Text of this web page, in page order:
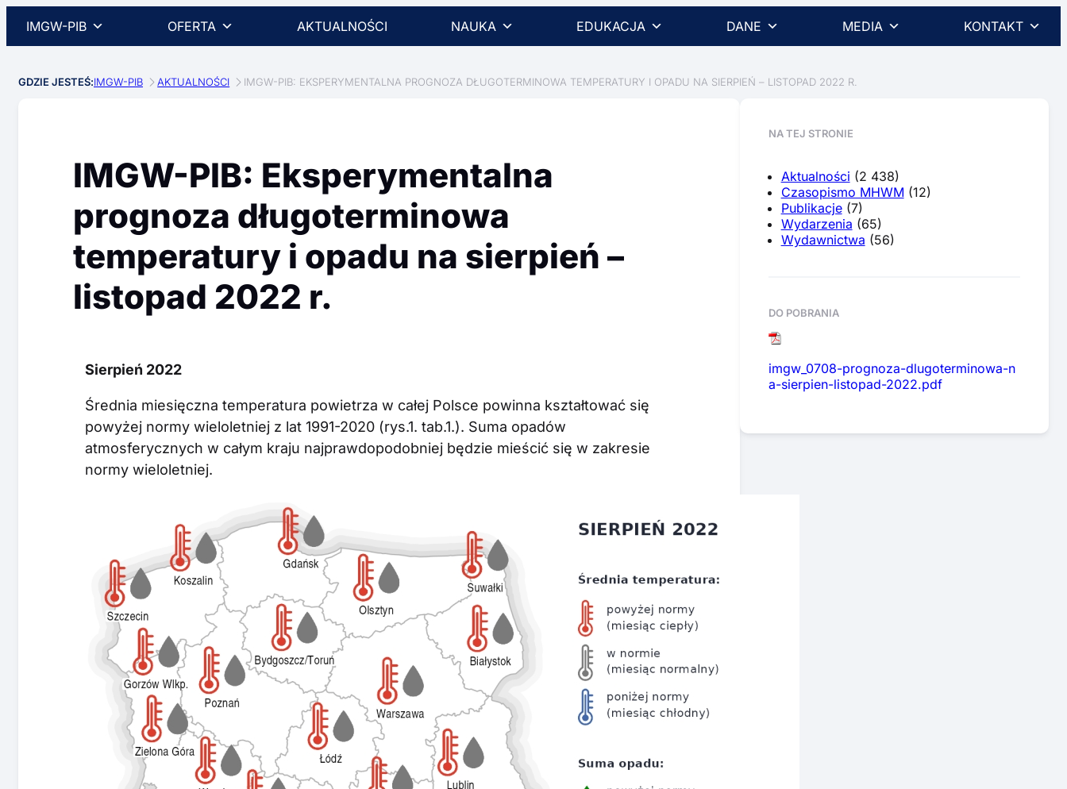
IMGW-PIB OFERTA AKTUALNOŚCI NAUKA EDUKACJA DANE MEDIA KONTAKT
GDZIE JESTEŚ:IMGW-PIB AKTUALNOŚCI IMGW-PIB: EKSPERYMENTALNA PROGNOZA DŁUGOTERMINOWA TEMPERATURY I OPADU NA SIERPIEŃ – LISTOPAD 2022 R.
IMGW-PIB: Eksperymentalna
prognoza długoterminowa
temperatury i opadu na sierpień –
listopad 2022 r.
Sierpień 2022
Średnia miesięczna temperatura powietrza w całej Polsce powinna kształtować się
powyżej normy wieloletniej z lat 1991-2020 (rys.1. tab.1.). Suma opadów
atmosferycznych w całym kraju najprawdopodobniej będzie mieścić się w zakresie
normy wieloletniej.
NA TEJ STRONIE
Aktualności (2 438)
Czasopismo MHWM (12)
Publikacje(7)
Wydarzenia (65)
Wydawnictwa (56)
DO POBRANIA
imgw_0708-prognoza-dlugoterminowa-n
a-sierpien-listopad-2022.pdf